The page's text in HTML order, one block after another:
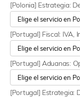
[Polonia] Estrategia:
[Portugal] Fiscal: IVA,
[Portugal] Aduanas:
[Portugal] Estrategia: